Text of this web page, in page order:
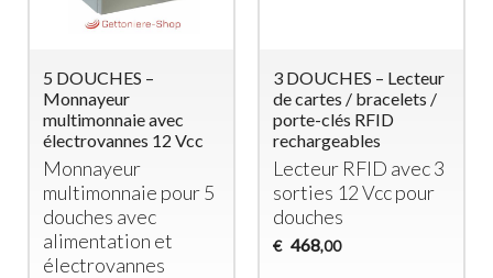
5 DOUCHES –
Monnayeur
multimonnaie avec
électrovannes 12 Vcc
Monnayeur
multimonnaie pour 5
douches avec
alimentation et
électrovannes
3 DOUCHES – Lecteur
de cartes / bracelets /
porte-clés RFID
rechargeables
Lecteur RFID avec 3
sorties 12 Vcc pour
douches
€ 468,00